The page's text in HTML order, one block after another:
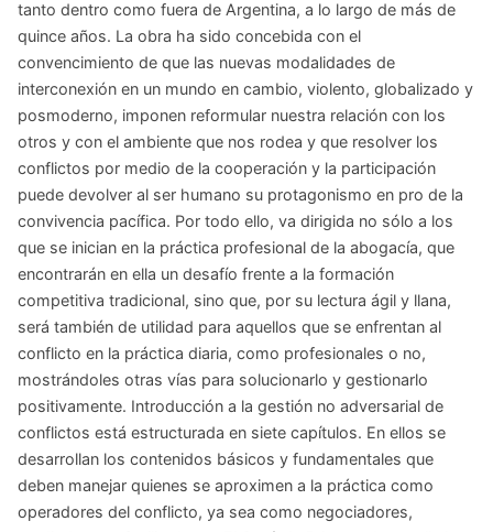
tanto dentro como fuera de Argentina, a lo largo de más de
quince años. La obra ha sido concebida con el
convencimiento de que las nuevas modalidades de
interconexión en un mundo en cambio, violento, globalizado y
posmoderno, imponen reformular nuestra relación con los
otros y con el ambiente que nos rodea y que resolver los
conflictos por medio de la cooperación y la participación
puede devolver al ser humano su protagonismo en pro de la
convivencia pacífica. Por todo ello, va dirigida no sólo a los
que se inician en la práctica profesional de la abogacía, que
encontrarán en ella un desafío frente a la formación
competitiva tradicional, sino que, por su lectura ágil y llana,
será también de utilidad para aquellos que se enfrentan al
conflicto en la práctica diaria, como profesionales o no,
mostrándoles otras vías para solucionarlo y gestionarlo
positivamente. Introducción a la gestión no adversarial de
conflictos está estructurada en siete capítulos. En ellos se
desarrollan los contenidos básicos y fundamentales que
deben manejar quienes se aproximen a la práctica como
operadores del conflicto, ya sea como negociadores,